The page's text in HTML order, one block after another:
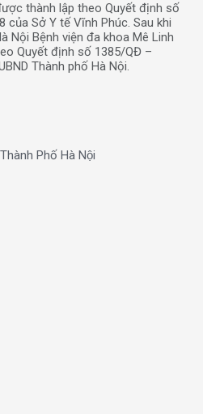
thành lập theo Quyết định số
của Sở Y tế Vĩnh Phúc. Sau khi
Nội Bệnh viện đa khoa Mê Linh
Quyết định số 1385/QĐ –
Thành phố Hà Nội.
Phố Hà Nội